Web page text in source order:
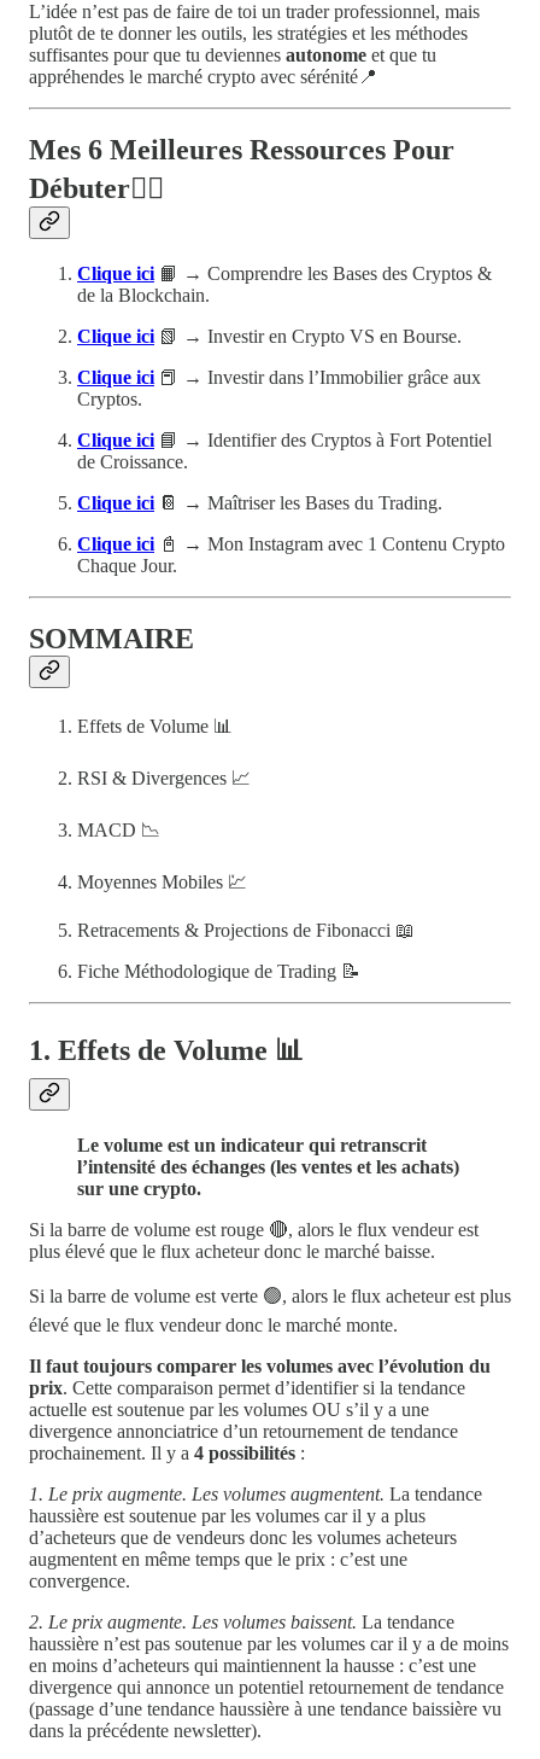
L’idée n’est pas de faire de toi un trader professionnel, mais
plutôt de te donner les outils, les stratégies et les méthodes
suffisantes pour que tu deviennes autonome et que tu
appréhendes le marché crypto avec sérénité📍
Mes 6 Meilleures Ressources Pour
Débuter👇🏻
Clique ici 📙 → Comprendre les Bases des Cryptos &
de la Blockchain.
Clique ici 📗 → Investir en Crypto VS en Bourse.
Clique ici 📕 → Investir dans l’Immobilier grâce aux
Cryptos.
Clique ici 📘 → Identifier des Cryptos à Fort Potentiel
de Croissance.
Clique ici 📔 → Maîtriser les Bases du Trading.
Clique ici 📓 → Mon Instagram avec 1 Contenu Crypto
Chaque Jour.
SOMMAIRE
Effets de Volume 📊
RSI & Divergences 📈
MACD 📉
Moyennes Mobiles 💹
Retracements & Projections de Fibonacci 📖
Fiche Méthodologique de Trading 📝
1. Effets de Volume 📊
Le volume est un indicateur qui retranscrit
l’intensité des échanges (les ventes et les achats)
sur une crypto.
Si la barre de volume est rouge 🔴, alors le flux vendeur est
plus élevé que le flux acheteur donc le marché baisse.
Si la barre de volume est verte 🟢, alors le flux acheteur est plus
élevé que le flux vendeur donc le marché monte.
Il faut toujours comparer les volumes avec l’évolution du
prix. Cette comparaison permet d’identifier si la tendance
actuelle est soutenue par les volumes OU s’il y a une
divergence annonciatrice d’un retournement de tendance
prochainement. Il y a 4 possibilités :
1. Le prix augmente. Les volumes augmentent. La tendance
haussière est soutenue par les volumes car il y a plus
d’acheteurs que de vendeurs donc les volumes acheteurs
augmentent en même temps que le prix : c’est une
convergence.
2. Le prix augmente. Les volumes baissent. La tendance
haussière n’est pas soutenue par les volumes car il y a de moins
en moins d’acheteurs qui maintiennent la hausse : c’est une
divergence qui annonce un potentiel retournement de tendance
(passage d’une tendance haussière à une tendance baissière vu
dans la précédente newsletter).